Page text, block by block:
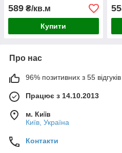
589 ₴/кв.м
Купити
Про нас
96% позитивних з 55 відгуків
Працює з 14.10.2013
м. Київ
Київ, Україна
Контакти